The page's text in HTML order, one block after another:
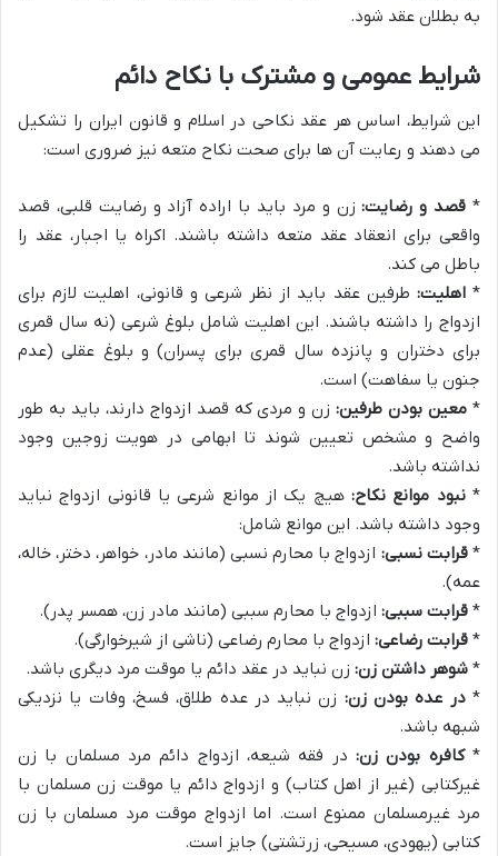
به بطلان عقد شود.
شرایط عمومی و مشترک با نکاح دائم
این شرایط، اساس هر عقد نکاحی در اسلام و قانون ایران را تشکیل
می دهند و رعایت آن ها برای صحت نکاح متعه نیز ضروری است:
* قصد و رضایت:زن و مرد باید با اراده آزاد و رضایت قلبی، قصد
واقعی برای انعقاد عقد متعه داشته باشند. اکراه یا اجبار، عقد را
باطل می کند.
*اهلیت: طرفین عقد باید از نظر شرعی و قانونی، اهلیت لازم برای
ازدواج را داشته باشند. این اهلیت شامل بلوغ شرعی (نه سال قمری
برای دختران و پانزده سال قمری برای پسران) و بلوغ عقلی (عدم
جنون یا سفاهت) است.
* معین بودن طرفین:زن و مردی که قصد ازدواج دارند، باید به طور
واضح و مشخص تعیین شوند تا ابهامی در هویت زوجین وجود
نداشته باشد.
*نبود موانع نکاح: هیچ یک از موانع شرعی یا قانونی ازدواج نباید
وجود داشته باشد. این موانع شامل:
*قرابت نسبی: ازدواج با محارم نسبی (مانند مادر، خواهر، دختر، خاله،
عمه).
* قرابت سببی: ازدواج با محارم سببی (مانند مادر زن، همسر پدر).
* قرابت رضاعی: ازدواج با محارم رضاعی (ناشی از شیرخوارگی).
* شوهر داشتن زن: زن نباید در عقد دائم یا موقت مرد دیگری باشد.
*در عده بودن زن: زن نباید در عده طلاق، فسخ، وفات یا نزدیکی
شبهه باشد.
*کافره بودن زن: در فقه شیعه، ازدواج دائم مرد مسلمان با زن
غیرکتابی (غیر از اهل کتاب) و ازدواج دائم یا موقت زن مسلمان با
مرد غیرمسلمان ممنوع است. اما ازدواج موقت مرد مسلمان با زن
کتابی (یهودی، مسیحی، زرتشتی) جایز است.